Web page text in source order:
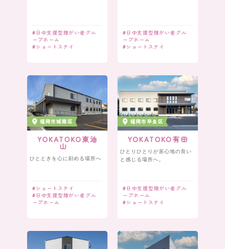
# 日中支援型障がい者グル
ープホーム
#ショートステイ
# 日中支援型障がい者グル
ープホーム
#ショートステイ
福岡市城南区
YOKATOKO東油
山
ひとときを心に刻める場所へ
#ショートステイ
# 日中支援型障がい者グル
ープホーム
福岡市早良区
YOKATOKO有田
ひとりひとりが居心地の良い
と感じる場所へ。
# 日中支援型障がい者グル
ープホーム
#ショートステイ